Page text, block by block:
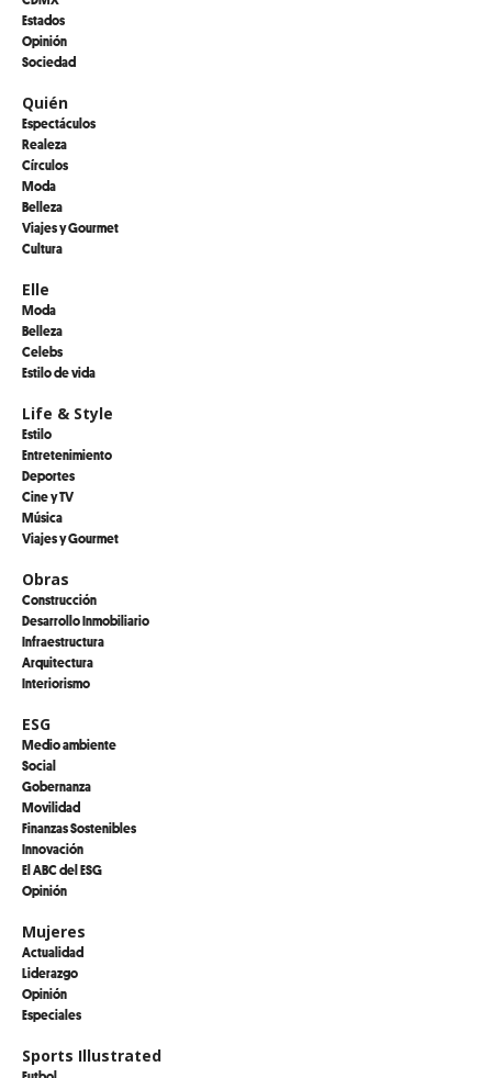
Estados
Opinión
Sociedad
Quién
Espectáculos
Realeza
Círculos
Moda
Belleza
Viajes y Gourmet
Cultura
Elle
Moda
Belleza
Celebs
Estilo de vida
Life & Style
Estilo
Entretenimiento
Deportes
Cine y TV
Música
Viajes y Gourmet
Obras
Construcción
Desarrollo Inmobiliario
Infraestructura
Arquitectura
Interiorismo
ESG
Medio ambiente
Social
Gobernanza
Movilidad
Finanzas Sostenibles
Innovación
El ABC del ESG
Opinión
Mujeres
Actualidad
Liderazgo
Opinión
Especiales
Sports Illustrated